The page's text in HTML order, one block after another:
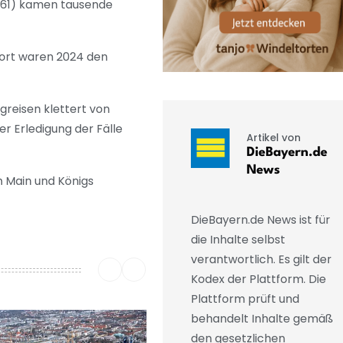
kamen tausende
waren 2024 den
klettert von
Erledigung der Fälle
und Königs
Artikel von
DieBayern.de
News
DieBayern.de News ist für
die Inhalte selbst
verantwortlich. Es gilt der
Kodex der Plattform. Die
Plattform prüft und
behandelt Inhalte gemäß
den gesetzlichen